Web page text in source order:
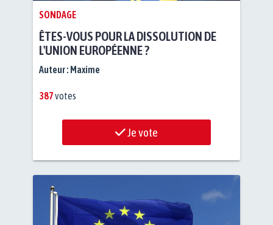
SONDAGE
ÊTES-VOUS POUR LA DISSOLUTION DE
L'UNION EUROPÉENNE ?
Auteur : Maxime
387votes
Je vote